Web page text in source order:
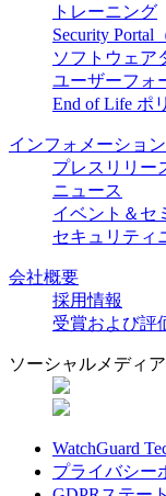
トレーニング
Security Portal
ソフトウェア
ユーザーフォ
End of Life ポ
インフォメーション
プレスリリー
ニュース
イベント＆セ
セキュリティ
会社概要
採用情報
受賞および評
ソーシャルメディア
WatchGuard
プライバシー